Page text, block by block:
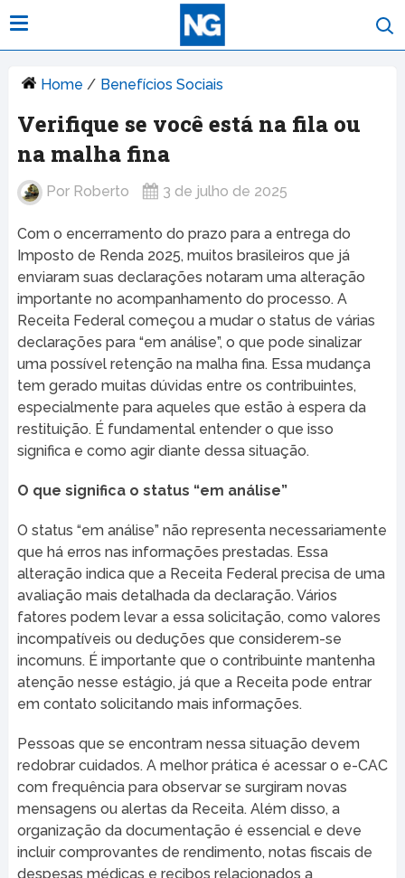
Home / Benefícios Sociais
Verifique se você está na fila ou
na malha fina
Por Roberto 3 de julho de 2025
Com o encerramento do prazo para a entrega do
Imposto de Renda 2025, muitos brasileiros que já
enviaram suas declarações notaram uma alteração
importante no acompanhamento do processo. A
Receita Federal começou a mudar o status de várias
declarações para “em análise”, o que pode sinalizar
uma possível retenção na malha fina. Essa mudança
tem gerado muitas dúvidas entre os contribuintes,
especialmente para aqueles que estão à espera da
restituição. É fundamental entender o que isso
significa e como agir diante dessa situação.
O que significa o status “em análise”
O status “em análise” não representa necessariamente
que há erros nas informações prestadas. Essa
alteração indica que a Receita Federal precisa de uma
avaliação mais detalhada da declaração. Vários
fatores podem levar a essa solicitação, como valores
incompatíveis ou deduções que considerem-se
incomuns. É importante que o contribuinte mantenha
atenção nesse estágio, já que a Receita pode entrar
em contato solicitando mais informações.
Pessoas que se encontram nessa situação devem
redobrar cuidados. A melhor prática é acessar o e-CAC
com frequência para observar se surgiram novas
mensagens ou alertas da Receita. Além disso, a
organização da documentação é essencial e deve
incluir comprovantes de rendimento, notas fiscais de
despesas médicas e recibos relacionados a